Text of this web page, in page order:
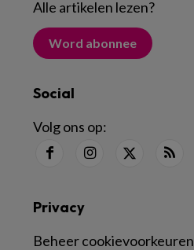
Alle artikelen lezen?
Word abonnee
Social
Volg ons op:
Privacy
Beheer cookievoorkeuren